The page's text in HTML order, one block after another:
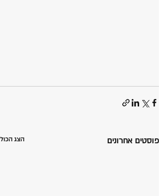
פוסטים אחרונים הצג הכול